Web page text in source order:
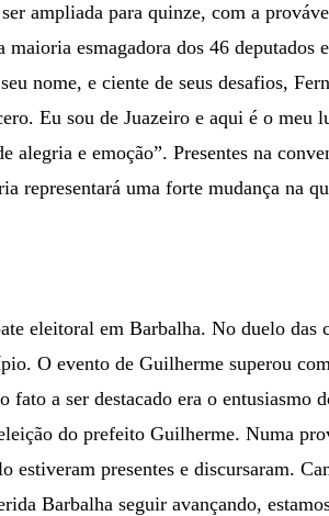
ampliada para quinze, com a
esmagadora dos 46 deputados
nome, e ciente de seus desafios,
Eu sou de Juazeiro e aqui é o meu
alegria e emoção”. Presentes na
representará uma forte mudança na
eleitoral em Barbalha. No duelo das
O evento de Guilherme superou
a ser destacado era o entusiasmo
do prefeito Guilherme. Numa
presentes e discursaram.
Barbalha seguir avançando,